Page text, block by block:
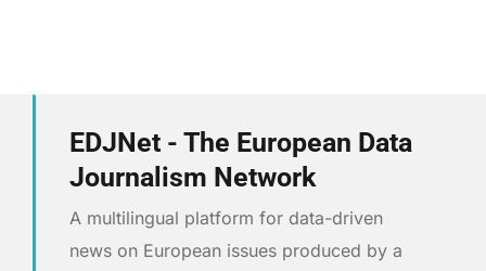
EDJNet - The European Data
Journalism Network
A multilingual platform for data-driven
news on European issues produced by a